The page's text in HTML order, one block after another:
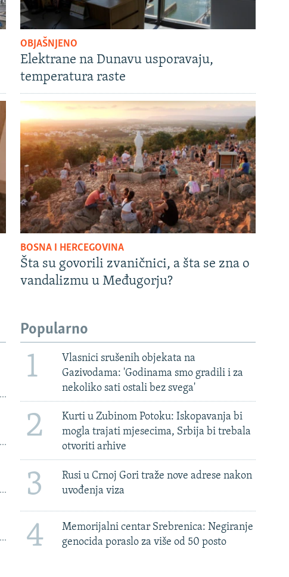
OBJAŠNJENO
Elektrane na Dunavu usporavaju,
temperatura raste
BOSNA I HERCEGOVINA
Šta su govorili zvaničnici, a šta se zna o
vandalizmu u Međugorju?
Popularno
1
Vlasnici srušenih objekata na
Gazivodama: 'Godinama smo gradili i za
nekoliko sati ostali bez svega'
2
Kurti u Zubinom Potoku: Iskopavanja bi
mogla trajati mjesecima, Srbija bi trebala
otvoriti arhive
3
Rusi u Crnoj Gori traže nove adrese nakon
uvođenja viza
4
Memorijalni centar Srebrenica: Negiranje
genocida poraslo za više od 50 posto